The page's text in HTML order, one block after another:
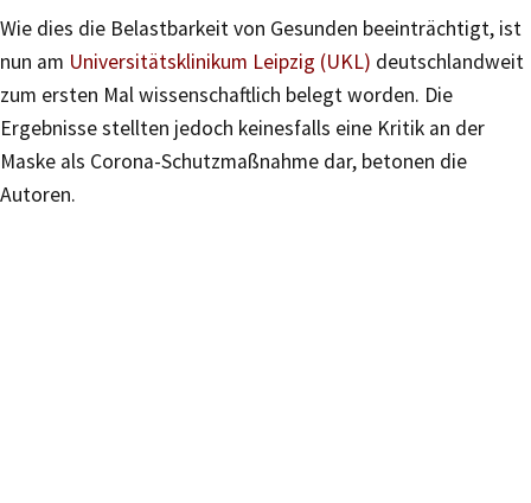
Wie dies die Belastbarkeit von Gesunden beeinträchtigt, ist
nun am Universitätsklinikum Leipzig (UKL) deutschlandweit
zum ersten Mal wissenschaftlich belegt worden. Die
Ergebnisse stellten jedoch keinesfalls eine Kritik an der
Maske als Corona-Schutzmaßnahme dar, betonen die
Autoren.